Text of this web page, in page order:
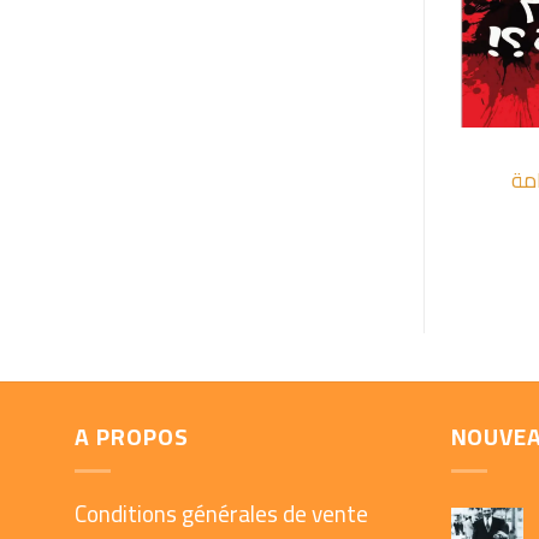
+
A PROPOS
Conditions générales de vente